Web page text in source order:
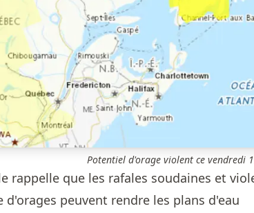
Potentiel d'orage violent ce vendredi
rappelle que les rafales soudaines et
peuvent rendre les plans d'eau